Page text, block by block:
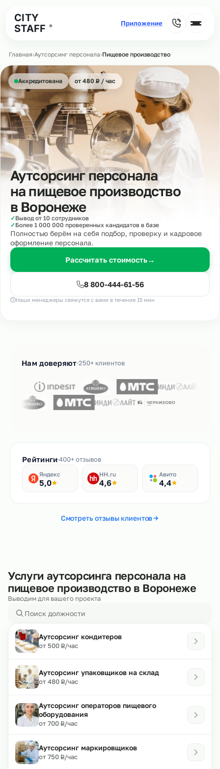
CITY
STAFF
®
Главная›Аутсорсинг персонала›Пищевое производство
Аккредитована от 480 ₽
Р/ час
Аутсорсинг персонала
на пищевое производство
в Воронеже
✓Вывод от 10 сотрудников
✓Более 1 000 000 проверенных кандидатов в базе
Полностью берём на себя подбор, проверку и кадровое
оформление персонала.
Рассчитать стоимость→
8 800-444-61-56
Наши менеджеры свяжутся с вами в течение 15 мин
Нам доверяют 250+ клиентов
Рейтинги400+ отзывов
Яндекс
5,0
HH.ru
4,6
Авито
4,4
Смотреть отзывы клиентов
Услуги аутсорсинга персонала на
пищевое производство в Воронеже
Выводим для вашего проекта
Аутсорсинг кондитеров
от 500 ₽
Р/час
Аутсорсинг упаковщиков на склад
от 480 ₽
Р/час
Аутсорсинг операторов пищевого
оборудования
от 700 ₽
Р/час
Аутсорсинг маркировщиков
от 750 ₽
Р/час